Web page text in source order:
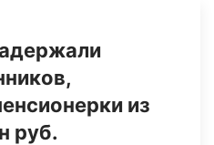
из
руб.